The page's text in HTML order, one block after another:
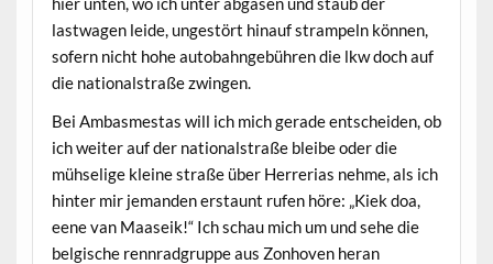
lastwagen leide, ungestört hinauf strampeln können,
sofern nicht hohe autobahngebühren die lkw doch auf
die nationalstraße zwingen.
Bei Ambasmestas will ich mich gerade entscheiden, ob
ich weiter auf der nationalstraße bleibe oder die
mühselige kleine straße über Herrerias nehme, als ich
hinter mir jemanden erstaunt rufen höre: „Kiek doa,
eene van Maaseik!“ Ich schau mich um und sehe die
belgische rennradgruppe aus Zonhoven heran